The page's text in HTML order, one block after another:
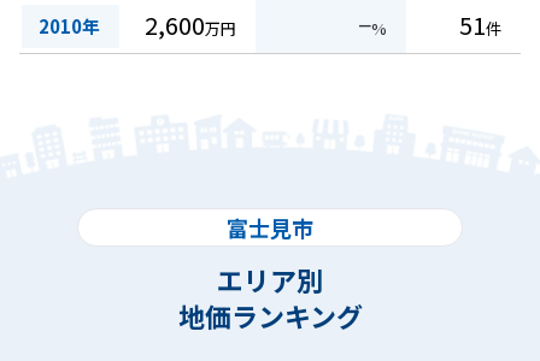
2010年 2,600万円 −% 51件
富士見市
エリア別
地価ランキング